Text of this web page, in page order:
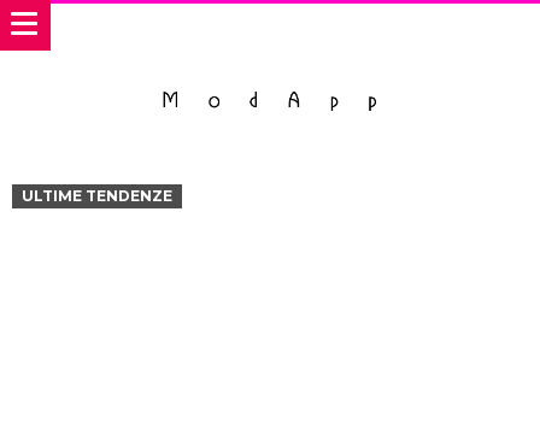
ULTIME TENDENZE